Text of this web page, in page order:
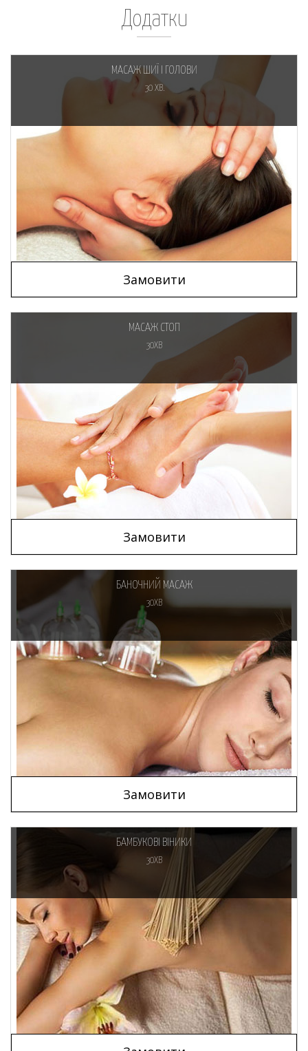
Додатки
МАСАЖ ШИЇ І ГОЛОВИ
30 ХВ.
Замовити
МАСАЖ СТОП
30ХВ
Замовити
БАНОЧНИЙ МАСАЖ
30ХВ
Замовити
БАМБУКОВІ ВІНИКИ
30ХВ